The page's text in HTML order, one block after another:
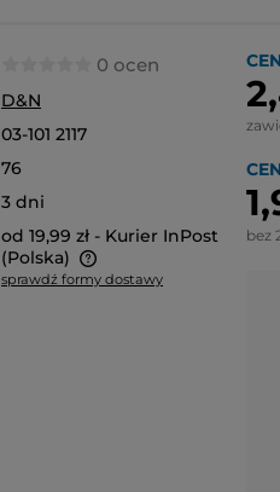
0 ocen
D&N
03-101 2117
76
3 dni
od 19,99 zł - Kurier InPost
(Polska)
sprawdź formy dostawy
bez